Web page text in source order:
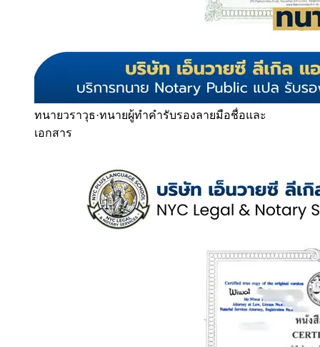
ทนายวราวุธ·ทนายผู้ทำคำรับรองลายมือชื่อและ
เอกสาร